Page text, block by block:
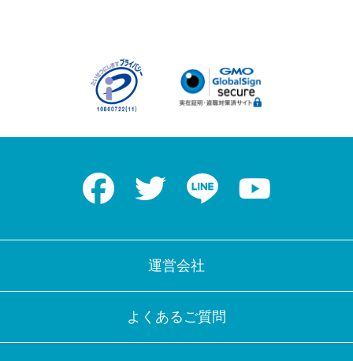
Facebook Twitter LINE
運営会社
よくあるご質問